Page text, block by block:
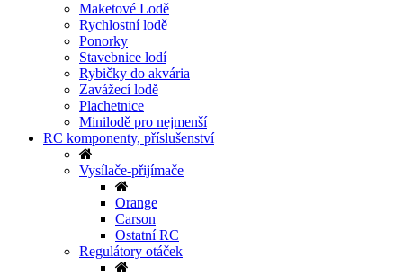
Maketové Lodě
Rychlostní lodě
Ponorky
Stavebnice lodí
Rybičky do akvária
Zavážecí lodě
Plachetnice
Minilodě pro nejmenší
RC komponenty, příslušenství
Vysílače-přijímače
Orange
Carson
Ostatní RC
Regulátory otáček